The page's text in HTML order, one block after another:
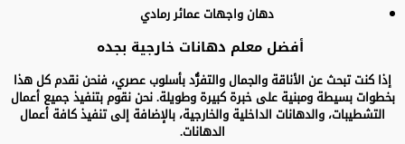
دهان واجهات عمائر رمادي
أفضل معلم دهانات خارجية بجده
إذا كنت تبحث عن الأناقة والجمال والتفرُّد بأسلوب عصري، فنحن نقدم كل هذا
بخطوات بسيطة ومبنية على خبرة كبيرة وطويلة. نحن نقوم بتنفيذ جميع أعمال
التشطيبات، والدهانات الداخلية والخارجية، بالإضافة إلى تنفيذ كافة أعمال
الدهانات.